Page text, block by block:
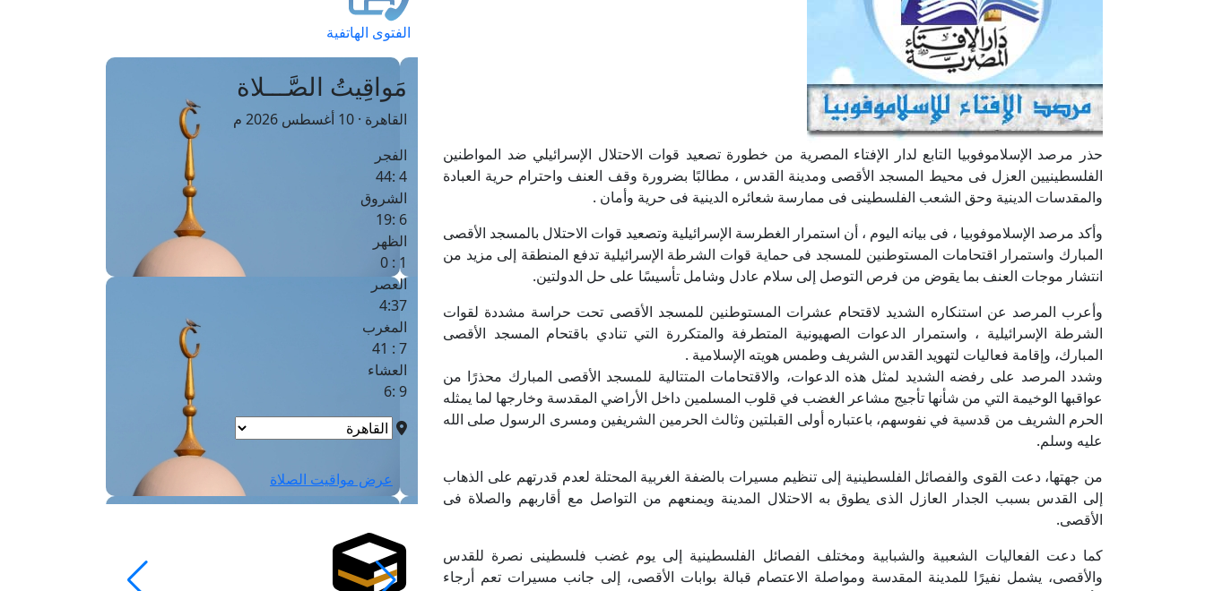
حذر مرصد الإسلاموفوبيا التابع لدار الإفتاء المصرية من خطورة تصعيد قوات الاحتلال الإسرائيلي ضد المواطنين
الفلسطينيين العزل فى محيط المسجد الأقصى ومدينة القدس ، مطالبًا بضرورة وقف العنف واحترام حرية العبادة
والمقدسات الدينية وحق الشعب الفلسطينى فى ممارسة شعائره الدينية فى حرية وأمان .
وأكد مرصد الإسلاموفوبيا ، فى بيانه اليوم ، أن استمرار الغطرسة الإسرائيلية وتصعيد قوات الاحتلال بالمسجد الأقصى
المبارك واستمرار اقتحامات المستوطنين للمسجد فى حماية قوات الشرطة الإسرائيلية تدفع المنطقة إلى مزيد من
انتشار موجات العنف بما يقوض من فرص التوصل إلى سلام عادل وشامل تأسيسًا على حل الدولتين.
وأعرب المرصد عن استنكاره الشديد لاقتحام عشرات المستوطنين للمسجد الأقصى تحت حراسة مشددة لقوات
الشرطة الإسرائيلية ، واستمرار الدعوات الصهيونية المتطرفة والمتكررة التي تنادي باقتحام المسجد الأقصى
المبارك، وإقامة فعاليات لتهويد القدس الشريف وطمس هويته الإسلامية .
وشدد المرصد على رفضه الشديد لمثل هذه الدعوات، والاقتحامات المتتالية للمسجد الأقصى المبارك محذرًا من
عواقبها الوخيمة التي من شأنها تأجيج مشاعر الغضب في قلوب المسلمين داخل الأراضي المقدسة وخارجها لما يمثله
الحرم الشريف من قدسية في نفوسهم، باعتباره أولى القبلتين وثالث الحرمين الشريفين ومسرى الرسول صلى الله
عليه وسلم.
من جهتها، دعت القوى والفصائل الفلسطينية إلى تنظيم مسيرات بالضفة الغربية المحتلة لعدم قدرتهم على الذهاب
إلى القدس بسبب الجدار العازل الذى يطوق به الاحتلال المدينة ويمنعهم من التواصل مع أقاربهم والصلاة فى
الأقصى.
كما دعت الفعاليات الشعبية والشبابية ومختلف الفصائل الفلسطينية إلى يوم غضب فلسطينى نصرة للقدس
والأقصى، يشمل نفيرًا للمدينة المقدسة ومواصلة الاعتصام قبالة بوابات الأقصى، إلى جانب مسيرات تعم أرجاء
الفتوى الهاتفية
مَواقِيتُ الصَّـــلاة
القاهرة · 10 أغسطس 2026 م
الفجر
4 :44
الشروق
6 :19
الظهر
1 : 0
العصر
4:37
المغرب
7 : 41
العشاء
9 :6
عرض مواقيت الصلاة